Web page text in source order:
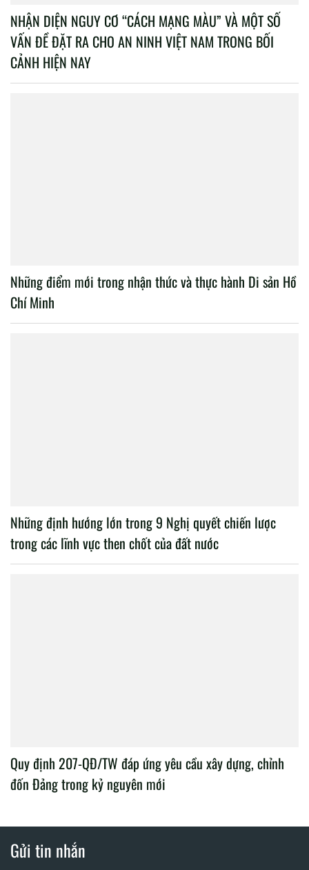
NHẬN DIỆN NGUY CƠ “CÁCH MẠNG MÀU” VÀ MỘT SỐ
VẤN ĐỀ ĐẶT RA CHO AN NINH VIỆT NAM TRONG BỐI
CẢNH HIỆN NAY
Những điểm mới trong nhận thức và thực hành Di sản Hồ
Chí Minh
Những định hướng lớn trong 9 Nghị quyết chiến lược
trong các lĩnh vực then chốt của đất nước
Quy định 207-QĐ/TW đáp ứng yêu cầu xây dựng, chỉnh
đốn Đảng trong kỷ nguyên mới
Gửi tin nhắn